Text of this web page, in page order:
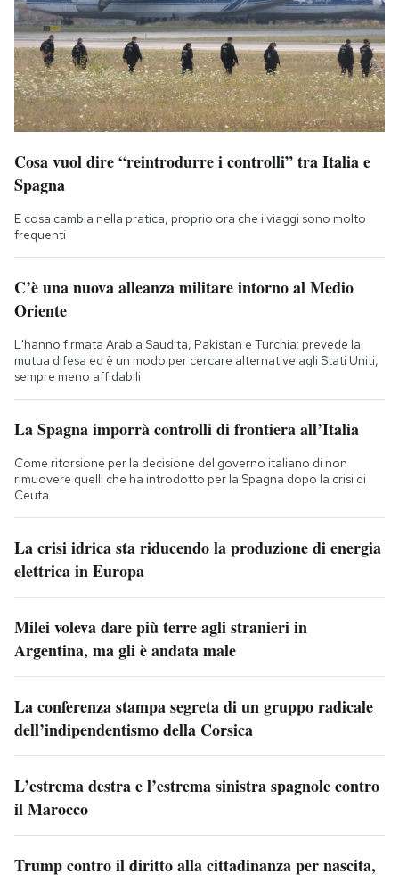
Cosa vuol dire “reintrodurre i controlli” tra Italia e
Spagna
E cosa cambia nella pratica, proprio ora che i viaggi sono molto
frequenti
C’è una nuova alleanza militare intorno al Medio
Oriente
L'hanno firmata Arabia Saudita, Pakistan e Turchia: prevede la
mutua difesa ed è un modo per cercare alternative agli Stati Uniti,
sempre meno affidabili
La Spagna imporrà controlli di frontiera all’Italia
Come ritorsione per la decisione del governo italiano di non
rimuovere quelli che ha introdotto per la Spagna dopo la crisi di
Ceuta
La crisi idrica sta riducendo la produzione di energia
elettrica in Europa
Milei voleva dare più terre agli stranieri in
Argentina, ma gli è andata male
La conferenza stampa segreta di un gruppo radicale
dell’indipendentismo della Corsica
L’estrema destra e l’estrema sinistra spagnole contro
il Marocco
Trump contro il diritto alla cittadinanza per nascita,